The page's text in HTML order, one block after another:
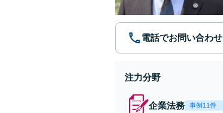
電話でお問い合わせ
注力分野
企業法務 事例11件